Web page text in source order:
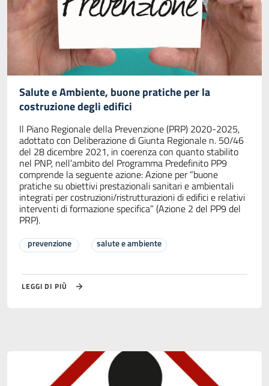
Salute e Ambiente, buone pratiche per la
costruzione degli edifici
Il Piano Regionale della Prevenzione (PRP) 2020-2025,
adottato con Deliberazione di Giunta Regionale n. 50/46
del 28 dicembre 2021, in coerenza con quanto stabilito
nel PNP, nell’ambito del Programma Predefinito PP9
comprende la seguente azione: Azione per “buone
pratiche su obiettivi prestazionali sanitari e ambientali
integrati per costruzioni/ristrutturazioni di edifici e relativi
interventi di formazione specifica” (Azione 2 del PP9 del
PRP).
prevenzione salute e ambiente
LEGGI DI PIÙ